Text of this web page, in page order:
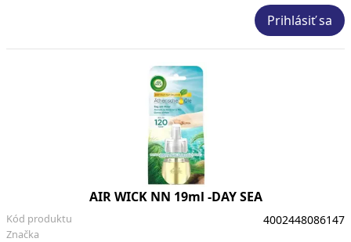
Prihlásiť sa
AIR WICK NN 19ml -DAY SEA
Značka
Kód produktu 4002448086147